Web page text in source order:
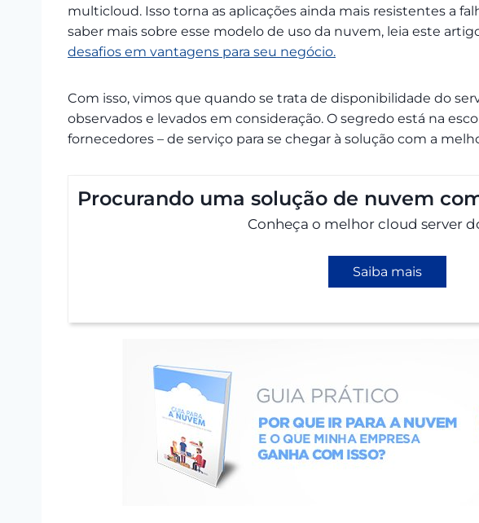
multicloud. Isso torna as aplicações ainda mais resistentes a
saber mais sobre esse modelo de uso da nuvem, leia este
desafios em vantagens para seu negócio.
Com isso, vimos que quando se trata de disponibilidade do
observados e levados em consideração. O segredo está na
fornecedores – de serviço para se chegar à solução com a
Procurando uma solução de nuvem
Conheça o melhor cloud server
Saiba mais